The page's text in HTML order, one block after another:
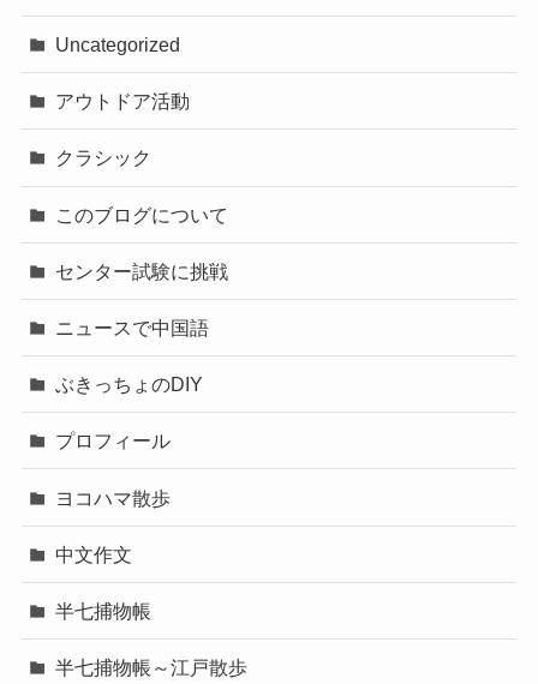
Uncategorized
アウトドア活動
クラシック
このブログについて
センター試験に挑戦
ニュースで中国語
ぶきっちょのDIY
プロフィール
ヨコハマ散歩
中文作文
半七捕物帳
半七捕物帳～江戸散歩